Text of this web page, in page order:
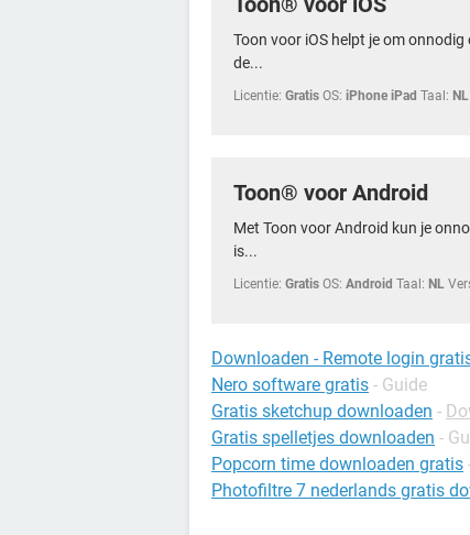
Toon voor iOS helpt je om
de...
Licentie: Gratis OS: iPhone iPad Taal: NL
Toon® voor Android
Met Toon voor Android kun je
is...
Licentie: Gratis OS: Android Taal: NL
Downloaden - Remote login
Nero software gratis - Guide
Gratis sketchup downloaden -
Gratis spelletjes downloaden -
Popcorn time downloaden gratis
Photofiltre 7 nederlands gratis